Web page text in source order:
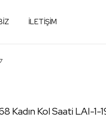
İLETİŞİM
Kadın Kol Saati LAI-1-